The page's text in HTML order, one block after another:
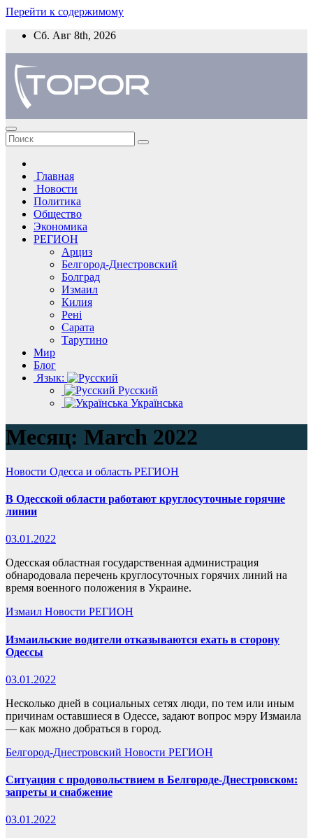
Перейти к содержимому
Сб. Авг 8th, 2026
Главная
Новости
Политика
Общество
Экономика
РЕГИОН
Арциз
Белгород-Днестровский
Болград
Измаил
Килия
Рені
Сарата
Тарутино
Мир
Блог
Язык:
Русский
Українська
Месяц: March 2022
Новости Одесса и область РЕГИОН
В Одесской области работают круглосуточные горячие
линии
03.01.2022
Одесская областная государственная администрация
обнародовала перечень круглосуточных горячих линий на
время военного положения в Украине.
Измаил Новости РЕГИОН
Измаильские водители отказываются ехать в сторону
Одессы
03.01.2022
Несколько дней в социальных сетях люди, по тем или иным
причинам оставшиеся в Одессе, задают вопрос мэру Измаила
— как можно добраться в город.
Белгород-Днестровский Новости РЕГИОН
Ситуация с продовольствием в Белгороде-Днестровском:
запреты и снабжение
03.01.2022